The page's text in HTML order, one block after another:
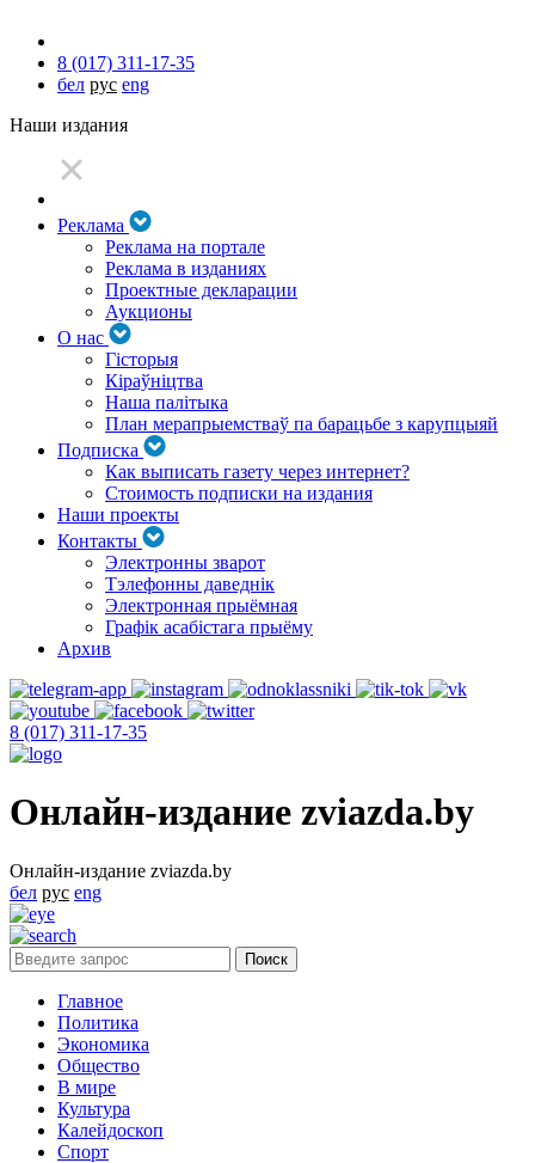
8 (017) 311-17-35
бел рус eng
Наши издания
Реклама
Реклама на портале
Реклама в изданиях
Проектные декларации
Аукционы
О нас
Гісторыя
Кіраўніцтва
Наша палітыка
План мерапрыемстваў па барацьбе з карупцыяй
Подписка
Как выписать газету через интернет?
Стоимость подписки на издания
Наши проекты
Контакты
Электронны зварот
Тэлефонны даведнік
Электронная прыёмная
Графік асабістага прыёму
Архив
8 (017) 311-17-35
Онлайн-издание zviazda.by
Онлайн-издание zviazda.by
бел рус eng
Главное
Политика
Экономика
Общество
В мире
Культура
Калейдоскоп
Спорт